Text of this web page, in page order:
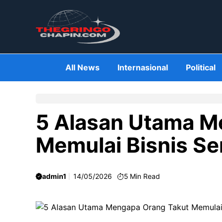
All News Internasional Political
5 Alasan Utama
Memulai Bisnis
admin1 14/05/2026 5 Min Read